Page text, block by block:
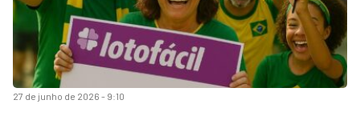
27 de junho de 2026 - 9:10